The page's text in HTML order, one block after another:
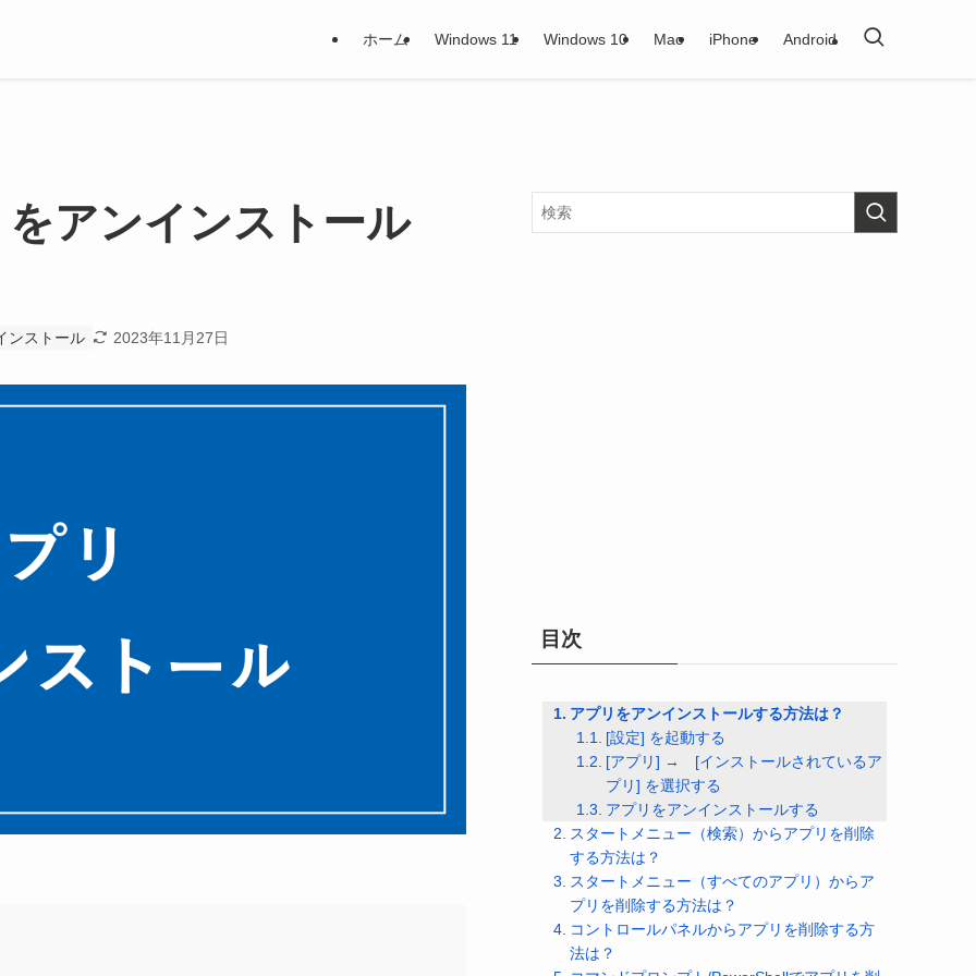
ホーム Windows 11 Windows 10 Mac iPhone Android
アンインストール
ンストール 2023年11月27日
目次
アプリをアンインストールする方法は？
[設定] を起動する
[アプリ] → [インストールされているア
プリ] を選択する
アプリをアンインストールする
スタートメニュー（検索）からアプリを削除
する方法は？
スタートメニュー（すべてのアプリ）からア
プリを削除する方法は？
コントロールパネルからアプリを削除する方
法は？